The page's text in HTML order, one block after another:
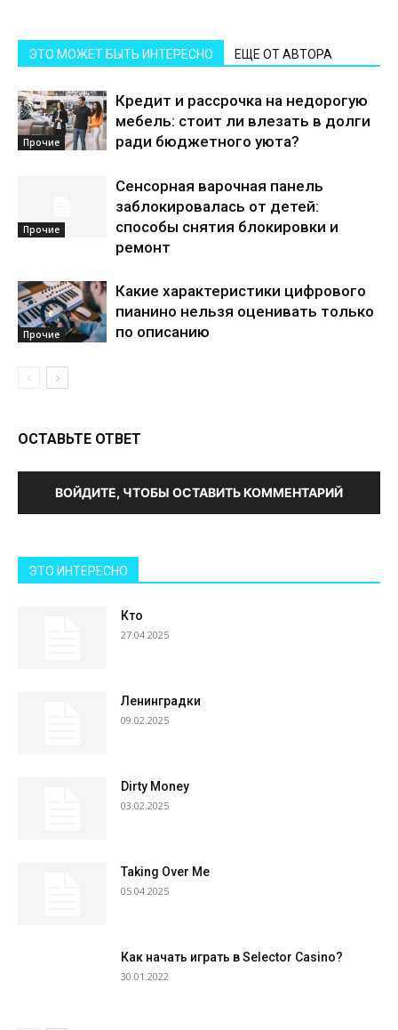
ЭТО МОЖЕТ БЫТЬ ИНТЕРЕСНО ЕЩЕ ОТ АВТОРА
Прочие
Кредит и рассрочка на недорогую
мебель: стоит ли влезать в долги
ради бюджетного уюта?
Прочие
Сенсорная варочная панель
заблокировалась от детей:
способы снятия блокировки и
ремонт
Прочие
Какие характеристики цифрового
пианино нельзя оценивать только
по описанию
ОСТАВЬТЕ ОТВЕТ
ВОЙДИТЕ, ЧТОБЫ ОСТАВИТЬ КОММЕНТАРИЙ
ЭТО ИНТЕРЕСНО
Кто
27.04.2025
Ленинградки
09.02.2025
Dirty Money
03.02.2025
Taking Over Me
05.04.2025
Как начать играть в Selector Casino?
30.01.2022